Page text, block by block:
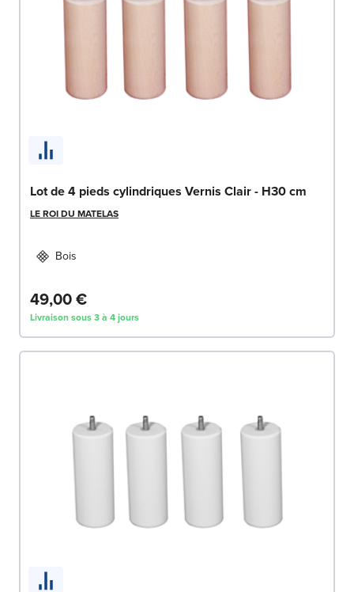
Lot de 4 pieds cylindriques Vernis Clair - H30 cm
LE ROI DU MATELAS
Bois
49,00 €
Livraison sous 3 à 4 jours